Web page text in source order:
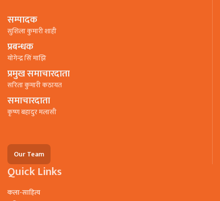
सम्पादक
सुशिला कुमारी शाही
प्रबन्धक
याेगेन्द्र सिं माझि
प्रमुख समाचारदाता
सरिता कुमारी कठायत
समाचारदाता
कृष्ण बहादुर मलासी
Our Team
Quick Links
कला-साहित्य